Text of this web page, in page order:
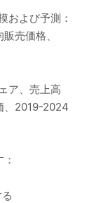
および予測：
売価格、
ア、売上高
、2019-2024